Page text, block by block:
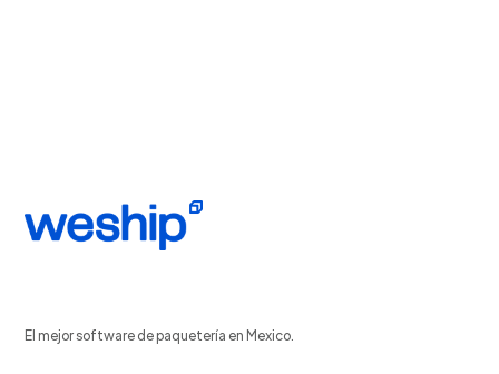
El mejor software de paquetería en Mexico.